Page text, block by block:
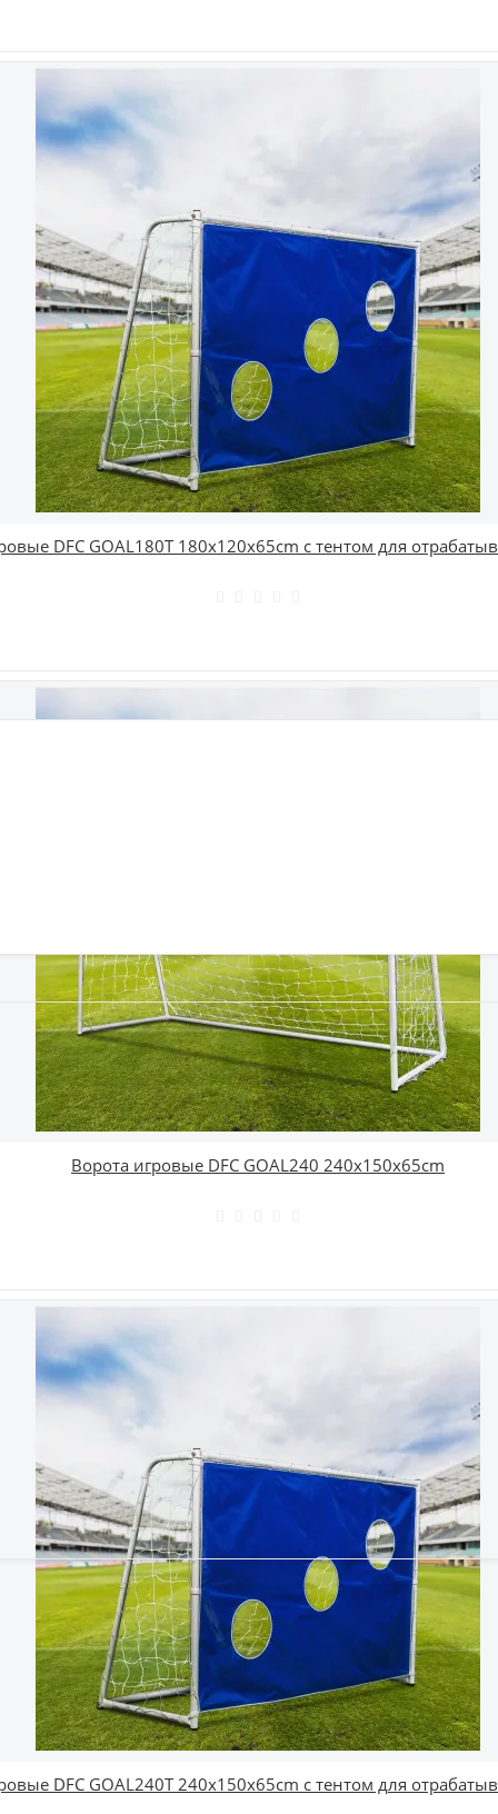
DFC GOAL180T 180x120x65cm с тентом для
Ворота игровые DFC GOAL240 240x150x65cm
DFC GOAL240T 240x150x65cm с тентом для